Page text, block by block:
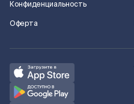
Конфиденциальность
Оферта